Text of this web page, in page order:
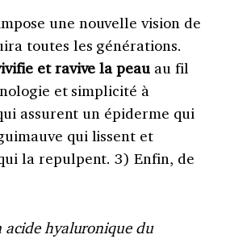
une nouvelle vision de
toutes les générations.
et ravive la peau au fil
et simplicité à
assurent un épiderme qui
qui lissent et
la repulpent. 3) Enfin, de
acidehyaluronique du